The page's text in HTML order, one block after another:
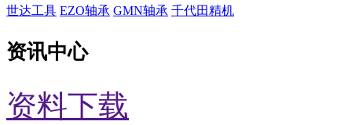
世达工具 EZO轴承 GMN轴承 千代田精机
资讯中心
资料下载